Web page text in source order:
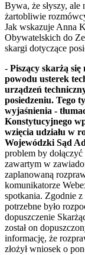
Bywa, że słyszy,
żartobliwie
Jak wskazuje Anna
Obywatelskich do
skargi dotyczące
- Piszący skarżą
powodu usterek
urządzeń
posiedzeniu. Tego
wyjaśnienia -
Konstytucyjnego
wzięcia udziału w
Wojewódzki Sąd
problem by
zawartym w
zaplanowaną
komunikatorze
spotkania. Zgodnie
potrzebne było
dopuszczenie
został on
informację, że
złożył wniosek o